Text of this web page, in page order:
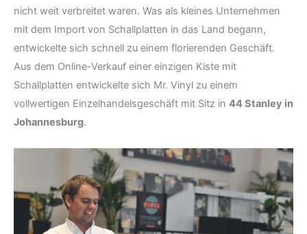
nicht weit verbreitet waren. Was als kleines Unternehmen
mit dem Import von Schallplatten in das Land begann,
entwickelte sich schnell zu einem florierenden Geschäft.
Aus dem Online-Verkauf einer einzigen Kiste mit
Schallplatten entwickelte sich Mr. Vinyl zu einem
vollwertigen Einzelhandelsgeschäft mit Sitz in 44 Stanley in
Johannesburg.